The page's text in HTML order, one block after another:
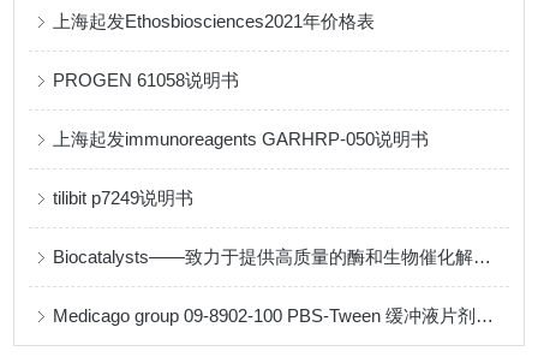
上海起发Ethosbiosciences2021年价格表
PROGEN 61058说明书
上海起发immunoreagents GARHRP-050说明书
tilibit p7249说明书
Biocatalysts——致力于提供高质量的酶和生物催化解决方案
Medicago group 09-8902-100 PBS-Tween 缓冲液片剂说明书